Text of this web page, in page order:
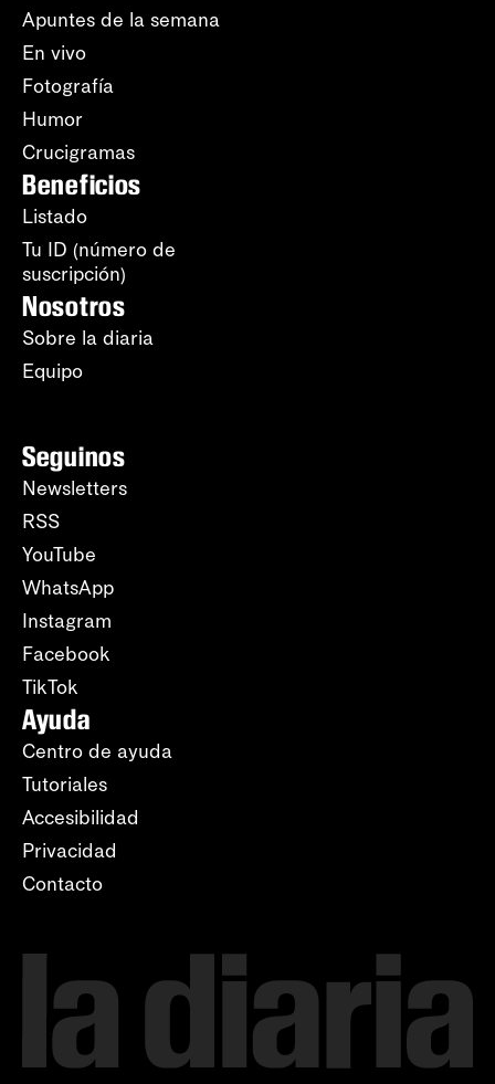
Apuntes de la semana
En vivo
Fotografía
Humor
Crucigramas
Beneficios
Listado
Tu ID (número de
suscripción)
Nosotros
Sobre la diaria
Equipo
Seguinos
Newsletters
RSS
YouTube
WhatsApp
Instagram
Facebook
TikTok
Ayuda
Centro de ayuda
Tutoriales
Accesibilidad
Privacidad
Contacto